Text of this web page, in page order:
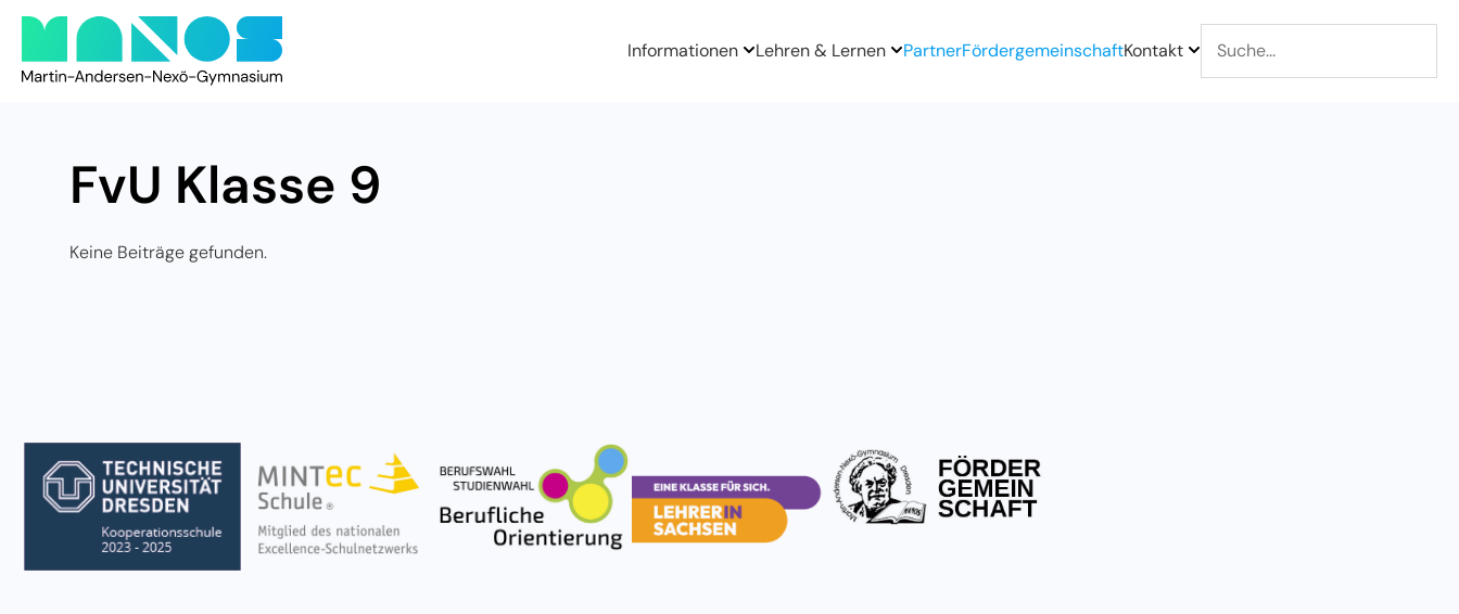
Informationen Lehren & Lernen PartnerFördergemeinschaftKontakt
FvU Klasse 9
Keine Beiträge gefunden.